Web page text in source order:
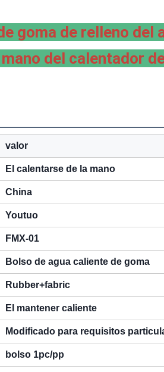
goma de relleno del
del calentador
valor
El calentarse de la mano
China
Youtuo
FMX-01
Bolso de agua caliente de goma
Rubber+fabric
El mantener caliente
Modificado para requisitos
bolso 1pc/pp